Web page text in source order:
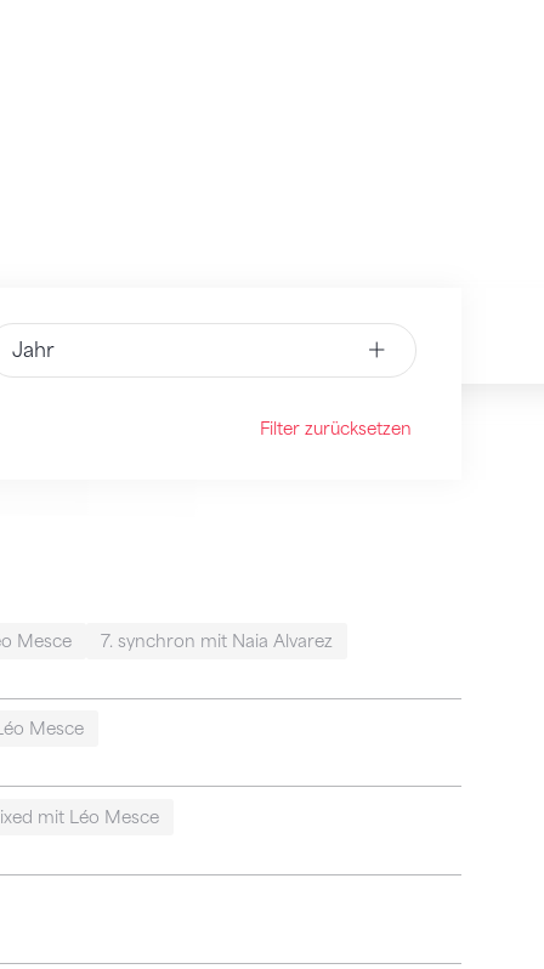
Jahr
Filter zurücksetzen
Mesce 7. synchron mit Naia Alvarez
Mesce
mit Léo Mesce